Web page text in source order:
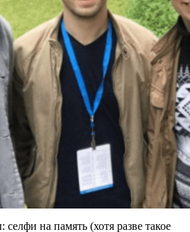
на память (хотя разве такое